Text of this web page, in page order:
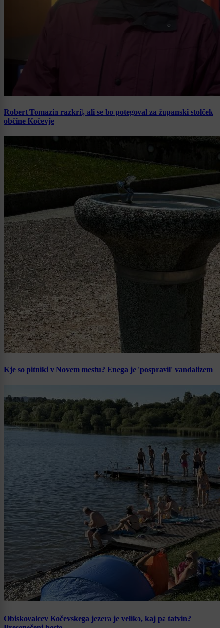
Robert Tomazin razkril, ali se bo potegoval za županski stolček
občine Kočevje
Kje so pitniki v Novem mestu? Enega je 'pospravil' vandalizem
Obiskovalcev Kočevskega jezera je veliko, kaj pa tatvin?